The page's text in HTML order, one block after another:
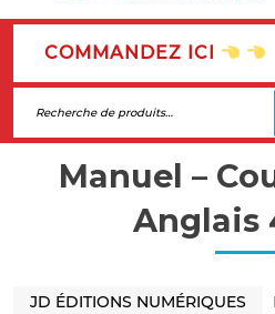
COMMANDEZ ICI
Manuel –
Anglais
JD ÉDITIONS NUMÉRIQUES